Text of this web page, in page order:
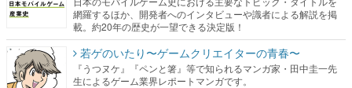
網羅するほか、開発者へのインタビューや識者による解説を掲
載。約20年の歴史が一望できる決定版！
若ゲのいたり〜ゲームクリエイターの青春〜
『うつヌケ』『ペンと箸』等で知られるマンガ家・田中圭一先
生によるゲーム業界レポートマンガです。